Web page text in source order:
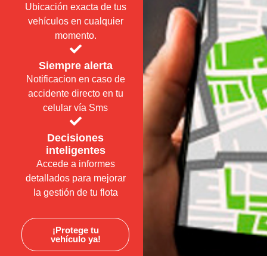
Ubicación exacta de tus
vehículos en cualquier
momento.
Siempre alerta
Notificacion en caso de
accidente directo en tu
celular vía Sms
Decisiones
inteligentes
Accede a informes
detallados para mejorar
la gestión de tu flota
¡Protege tu
vehículo ya!